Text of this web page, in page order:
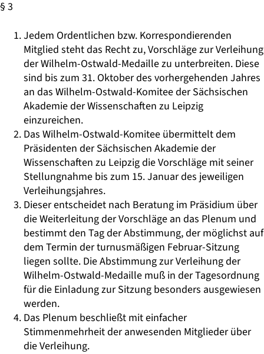
§ 3
Jedem Ordentlichen bzw. Korrespondierenden
Mitglied steht das Recht zu, Vorschläge zur Verleihung
der Wilhelm-Ostwald-Medaille zu unterbreiten. Diese
sind bis zum 31. Oktober des vorhergehenden Jahres
an das Wilhelm-Ostwald-Komitee der Sächsischen
Akademie der Wissenschaften zu Leipzig
einzureichen.
Das Wilhelm-Ostwald-Komitee übermittelt dem
Präsidenten der Sächsischen Akademie der
Wissenschaften zu Leipzig die Vorschläge mit seiner
Stellungnahme bis zum 15. Januar des jeweiligen
Verleihungsjahres.
Dieser entscheidet nach Beratung im Präsidium über
die Weiterleitung der Vorschläge an das Plenum und
bestimmt den Tag der Abstimmung, der möglichst auf
dem Termin der turnusmäßigen Februar-Sitzung
liegen sollte. Die Abstimmung zur Verleihung der
Wilhelm-Ostwald-Medaille muß in der Tagesordnung
für die Einladung zur Sitzung besonders ausgewiesen
werden.
Das Plenum beschließt mit einfacher
Stimmenmehrheit der anwesenden Mitglieder über
die Verleihung.